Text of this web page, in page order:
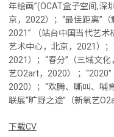
年绘画”(OCAT盒子空间,深
京，2022）；“最佳距离”
2021” （站台中国当代艺术
艺术中心，北京，2021）；
2021）；“春分”（三域文
艺O2art，2020） ；
2020）；“欢腾、嘶叫、哺
联展“旷野之途”（新氧艺
下载CV